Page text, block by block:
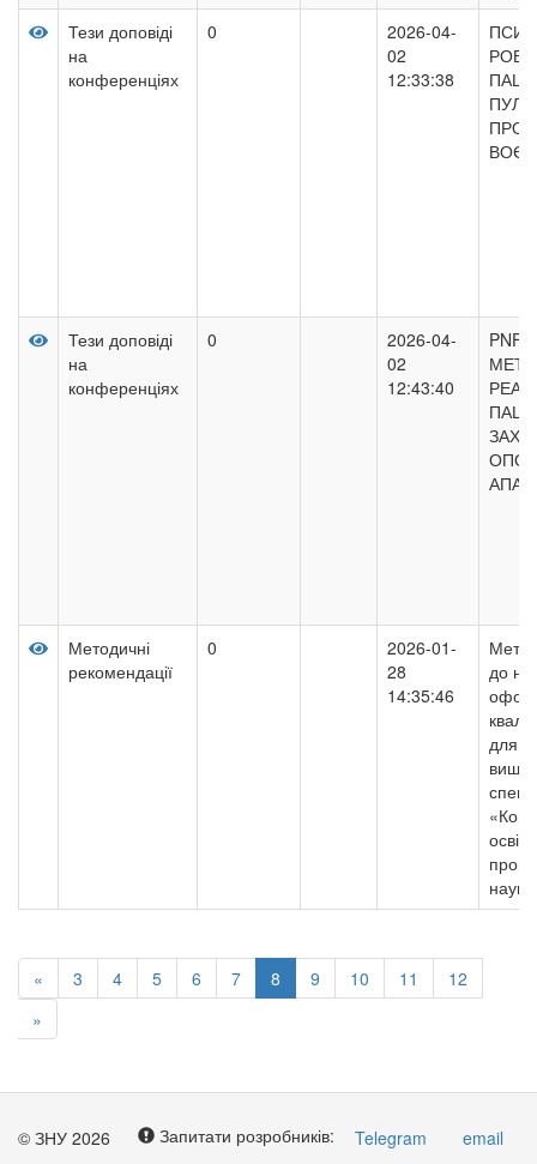
Тези доповіді
на
конференціях
0
2026-04-
02
12:33:38
Тези доповіді
на
конференціях
0
2026-04-
02
12:43:40
PNF-
Методичні
рекомендації
0
2026-01-
28
14:35:46
до
для
вищої
« 3 4 5 6 7 8 9 10 11
12
»
© ЗНУ 2026 Запитати розробників: Telegram email